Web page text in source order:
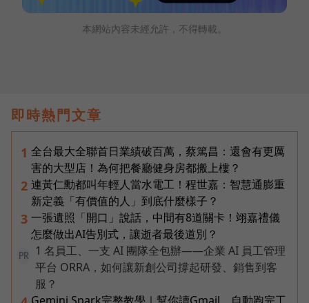
本網站內容未經允許，不得轉載。
即時熱門文章
1 全台最大全聯首日業績破百萬，蔡篤昌：還會有更厲
害的大型店！為何把餐廳健身房都搬上樓？
2 連黃仁勳都叫年輕人當水電工！程世嘉：智慧通膨重
新定義「有價值的人」到底什麼樣子？
3 一張遺照「開口」說話，中間有8道關卡！翊嘉禮儀
怎麼做出AI告別式，讓逝者最後道別？
PR
1 名員工、一支 AI 團隊全包辦——企業 AI 員工管理
平台 ORRA，如何讓新創公司撐起研發、銷售到客
服？